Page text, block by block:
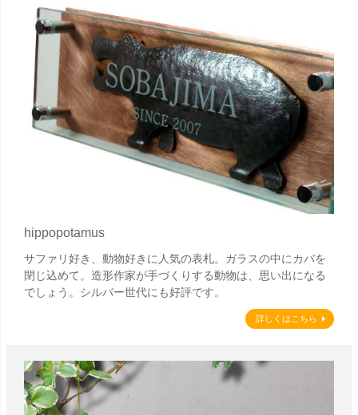
hippopotamus
サファリ好き、動物好きに人気の表札。ガラスの中にカバを
閉じ込めて。造形作家が手づくりする動物は、思い出になる
でしょう。シルバー世代にも好評です。
詳しくはこちら